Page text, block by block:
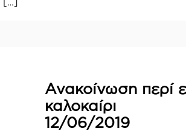
[…]
Ανακοίνωση περί
καλοκαίρι
12/06/2019